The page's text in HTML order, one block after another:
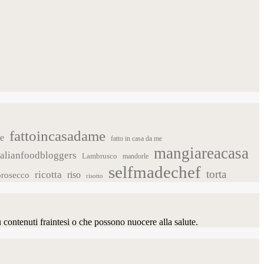
fattoincasadame fatto in casa da me
Lambrusco mandorle mangiareacasa
ricotta riso risotto selfmadechef torta
fraintesi o che possono nuocere alla salute.